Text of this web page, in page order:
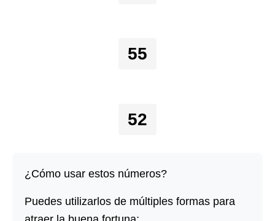
55
52
¿Cómo usar estos números?
Puedes utilizarlos de múltiples formas para